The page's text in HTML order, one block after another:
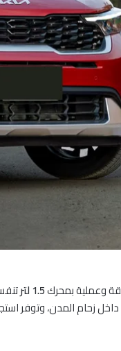
1.5 لتر
زحام المدن، وتوفر